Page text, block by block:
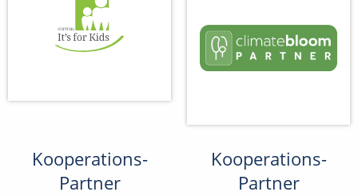
Kooperations-
Partner
Kooperations-
Partner